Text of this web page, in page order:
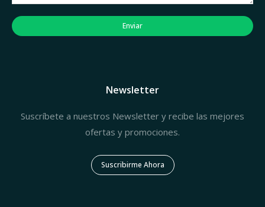
Enviar
Newsletter
Suscríbete a nuestros Newsletter y recibe las mejores
ofertas y promociones.
Suscribirme Ahora